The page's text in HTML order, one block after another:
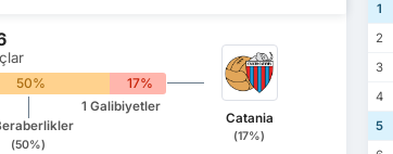
50% 17%
(50%)
1 Galibiyetler
Catania
(17%)
1
2
3
4
5